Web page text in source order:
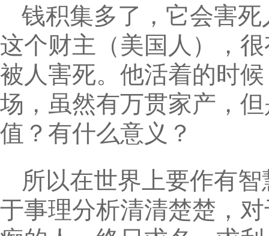
钱积集多了，它会害
这个财主（美国人），
被人害死。他活着的时
场，虽然有万贯家产，
值？有什么意义？
所以在世界上要作有
于事理分析清清楚楚，